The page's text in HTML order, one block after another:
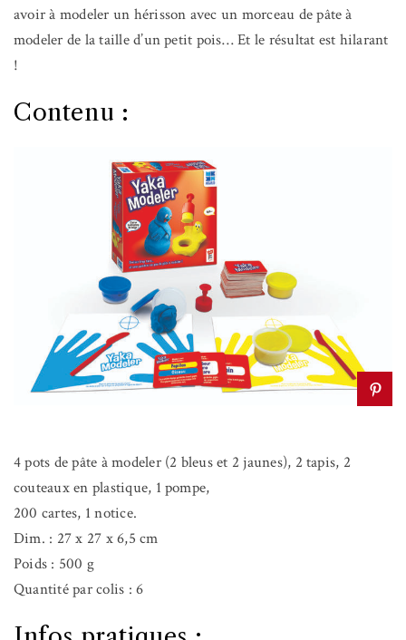
avoir à modeler un hérisson avec un morceau de pâte à
modeler de la taille d’un petit pois… Et le résultat est hilarant
!
Contenu :
4 pots de pâte à modeler (2 bleus et 2 jaunes), 2 tapis, 2
couteaux en plastique, 1 pompe,
200 cartes, 1 notice.
Dim. : 27 x 27 x 6,5 cm
Poids : 500 g
Quantité par colis : 6